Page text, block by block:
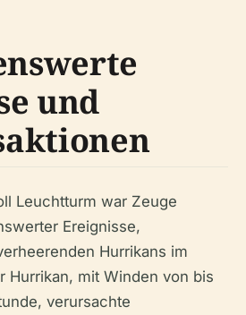
und
Leuchtturm war Zeuge
Ereignisse,
Hurrikans im
Hurrikan, mit Winden von bis
verursachte